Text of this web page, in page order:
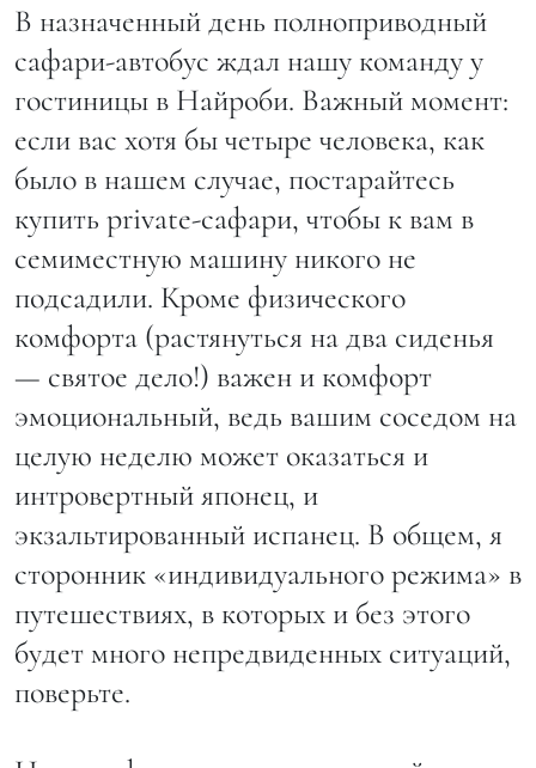
В назначенный день полноприводный
сафари-автобус ждал нашу команду у
гостиницы в Найроби. Важный момент:
если вас хотя бы четыре человека, как
было в нашем случае, постарайтесь
купить private-сафари, чтобы к вам в
семиместную машину никого не
подсадили. Кроме физического
комфорта (растянуться на два сиденья
— святое дело!) важен и комфорт
эмоциональный, ведь вашим соседом на
целую неделю может оказаться и
интровертный японец, и
экзальтированный испанец. В общем, я
сторонник «индивидуального режима» в
путешествиях, в которых и без этого
будет много непредвиденных ситуаций,
поверьте.